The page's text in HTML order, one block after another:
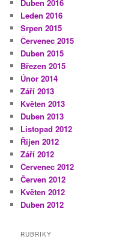
Duben 2016
Leden 2016
Srpen 2015
Červenec 2015
Duben 2015
Březen 2015
Únor 2014
Září 2013
Květen 2013
Duben 2013
Listopad 2012
Říjen 2012
Září 2012
Červenec 2012
Červen 2012
Květen 2012
Duben 2012
RUBRIKY